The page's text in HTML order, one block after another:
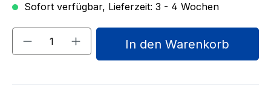
Sofort verfügbar, Lieferzeit: 3 - 4 Wochen
Produkt Anzahl: Gib den
In den Warenkorb